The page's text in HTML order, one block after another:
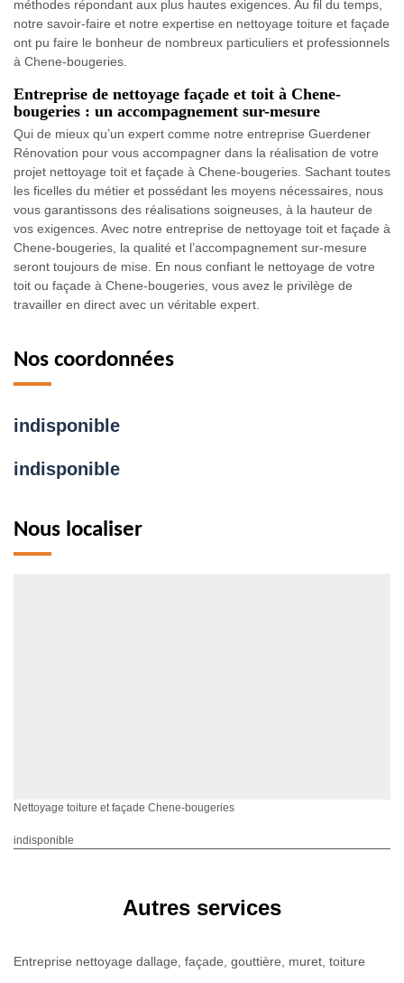
méthodes répondant aux plus hautes exigences. Au fil du temps,
notre savoir-faire et notre expertise en nettoyage toiture et façade
ont pu faire le bonheur de nombreux particuliers et professionnels
à Chene-bougeries.
Entreprise de nettoyage façade et toit à Chene-
bougeries : un accompagnement sur-mesure
Qui de mieux qu’un expert comme notre entreprise Guerdener
Rénovation pour vous accompagner dans la réalisation de votre
projet nettoyage toit et façade à Chene-bougeries. Sachant toutes
les ficelles du métier et possédant les moyens nécessaires, nous
vous garantissons des réalisations soigneuses, à la hauteur de
vos exigences. Avec notre entreprise de nettoyage toit et façade à
Chene-bougeries, la qualité et l’accompagnement sur-mesure
seront toujours de mise. En nous confiant le nettoyage de votre
toit ou façade à Chene-bougeries, vous avez le privilège de
travailler en direct avec un véritable expert.
Nos coordonnées
indisponible
indisponible
Nous localiser
Nettoyage toiture et façade Chene-bougeries
indisponible
Autres services
Entreprise nettoyage dallage, façade, gouttière, muret, toiture